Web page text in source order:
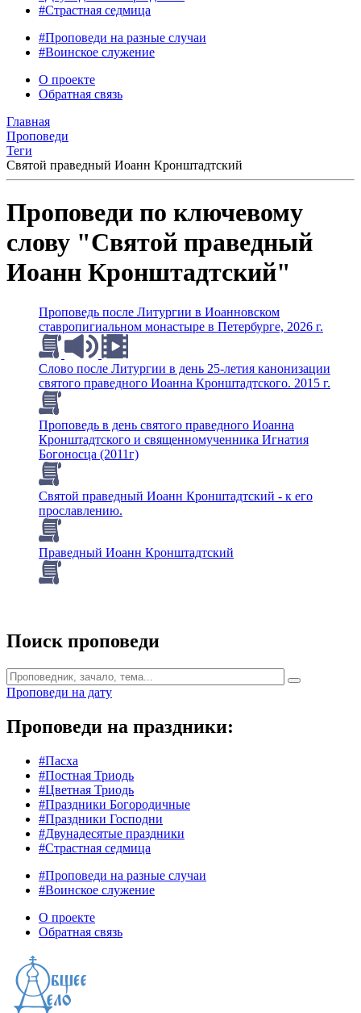
#Страстная седмица
#Проповеди на разные случаи
#Воинское служение
О проекте
Обратная связь
Главная
Проповеди
Теги
Святой праведный Иоанн Кронштадтский
Проповеди по ключевому
слову "Святой праведный
Иоанн Кронштадтский"
Проповедь после Литургии в Иоанновском
ставропигиальном монастыре в Петербурге, 2026 г.
Слово после Литургии в день 25-летия канонизации
святого праведного Иоанна Кронштадтского. 2015 г.
Проповедь в день святого праведного Иоанна
Кронштадтского и священномученника Игнатия
Богоносца (2011г)
Святой праведный Иоанн Кронштадтский - к его
прославлению.
Праведный Иоанн Кронштадтский
Поиск проповеди
Проповеди на дату
Проповеди на праздники:
#Пасха
#Постная Триодь
#Цветная Триодь
#Праздники Богородичные
#Праздники Господни
#Двунадесятые праздники
#Страстная седмица
#Проповеди на разные случаи
#Воинское служение
О проекте
Обратная связь